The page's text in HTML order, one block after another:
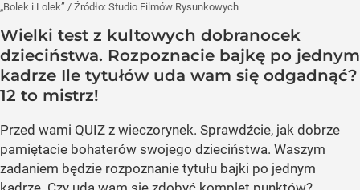
„Bolek i Lolek” / Źródło: Studio Filmów Rysunkowych
Wielki test z kultowych dobranocek
dzieciństwa. Rozpoznacie bajkę po jednym
kadrze Ile tytułów uda wam się odgadnąć?
12 to mistrz!
Przed wami QUIZ z wieczorynek. Sprawdźcie, jak dobrze
pamiętacie bohaterów swojego dzieciństwa. Waszym
zadaniem będzie rozpoznanie tytułu bajki po jednym